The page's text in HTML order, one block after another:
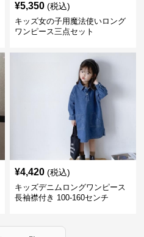
¥5,350 (税込)
キッズ女の子用魔法使いロング
ワンピース三点セット
¥4,420 (税込)
キッズデニムロングワンピース
長袖襟付き 100-160センチ